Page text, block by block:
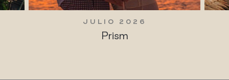
JULIO 2026
Prism